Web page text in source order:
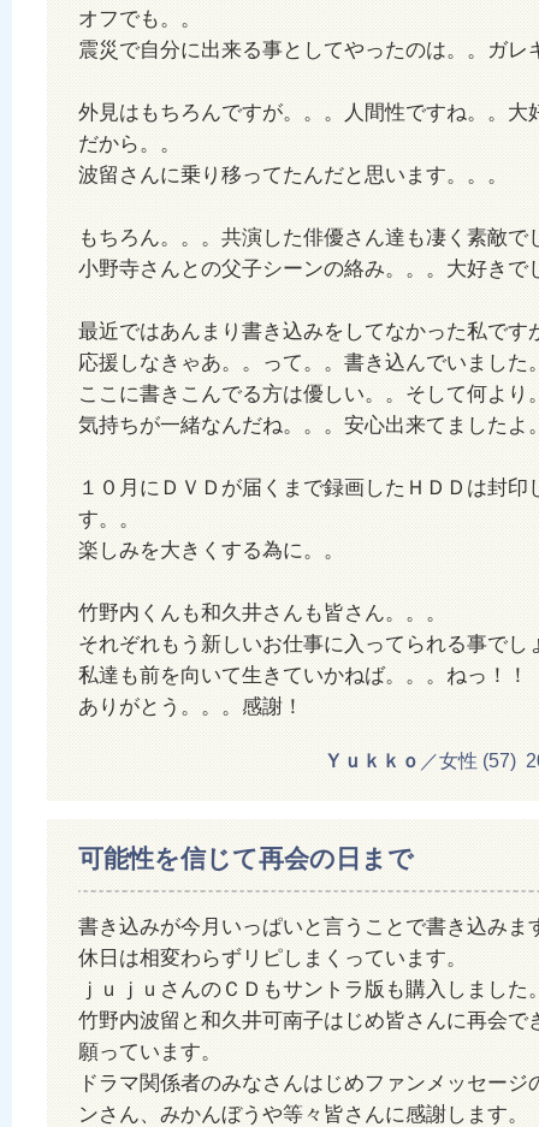
オフでも。。
震災で自分に出来る事としてやったのは。。ガレ
外見はもちろんですが。。。人間性ですね。。大
だから。。
波留さんに乗り移ってたんだと思います。。。
もちろん。。。共演した俳優さん達も凄く素敵で
小野寺さんとの父子シーンの絡み。。。大好きで
最近ではあんまり書き込みをしてなかった私です
応援しなきゃあ。。って。。書き込んでいました
ここに書きこんでる方は優しい。。そして何より
気持ちが一緒なんだね。。。安心出来てましたよ
１０月にＤＶＤが届くまで録画したＨＤＤは封印
す。。
楽しみを大きくする為に。。
竹野内くんも和久井さんも皆さん。。。
それぞれもう新しいお仕事に入ってられる事でし
私達も前を向いて生きていかねば。。。ねっ！！
ありがとう。。。感謝！
Ｙｕｋｋｏ ／女性 (57)
可能性を信じて再会の日まで
書き込みが今月いっぱいと言うことで書き込みま
休日は相変わらずリピしまくっています。
ｊｕｊｕさんのＣＤもサントラ版も購入しました
竹野内波留と和久井可南子はじめ皆さんに再会で
願っています。
ドラマ関係者のみなさんはじめファンメッセージ
ンさん、みかんぼうや等々皆さんに感謝します。